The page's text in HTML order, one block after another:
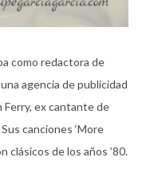
como redactora de
agencia de publicidad
Ferry, ex cantante de
canciones ‘More
clásicos de los años ’80.